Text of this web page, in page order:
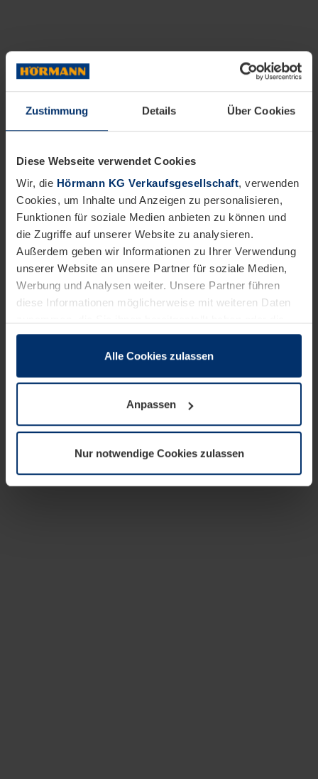
Zustimmung Details Über Cookies
Diese Webseite verwendet Cookies
Wir, die Hörmann KG Verkaufsgesellschaft, verwenden
Cookies, um Inhalte und Anzeigen zu personalisieren,
Funktionen für soziale Medien anbieten zu können und
die Zugriffe auf unserer Website zu analysieren.
Außerdem geben wir Informationen zu Ihrer Verwendung
unserer Website an unsere Partner für soziale Medien,
Werbung und Analysen weiter. Unsere Partner führen
diese Informationen möglicherweise mit weiteren Daten
sie im Rahmen Ihrer Nutzung der Dienste gesammelt
wenn diese für den Betrieb dieser Seite unbedingt
notwendig sind. Für alle anderen Cookie-Typen benötigen
wir Ihre Erlaubnis. Ihre Einwilligung können Sie jederzeit
Datenschutzerklärungunserer Website ändern oder
widerrufen.
Alle Cookies zulassen
Anpassen
Nur notwendige Cookies zulassen